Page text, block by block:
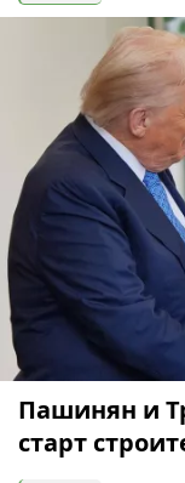
Пашинян и
старт